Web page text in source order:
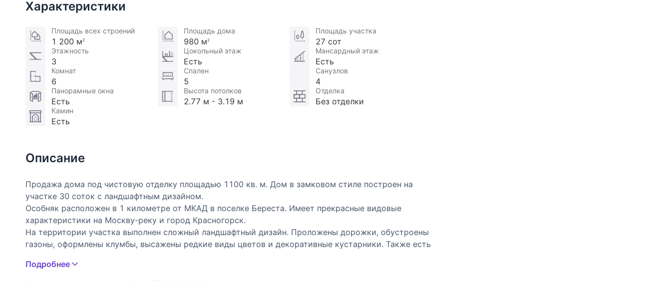
Характеристики
Площадь всех строений
1 200 м 2
Площадь дома
980 м 2
Площадь участка
27 сот
Этажность
3
Цокольный этаж
Есть
Мансардный этаж
Есть
Комнат
6
Спален
5
Санузлов
4
Панорамные окна
Есть
Высота потолков
2.77 м - 3.19 м
Отделка
Без отделки
Камин
Есть
Описание
Продажа дома под чистовую отделку площадью 1100 кв. м. Дом в замковом стиле построен на
участке 30 соток с ландшафтным дизайном.
Особняк расположен в 1 километре от МКАД в поселке Береста. Имеет прекрасные видовые
характеристики на Москву-реку и город Красногорск.
На территории участка выполнен сложный ландшафтный дизайн. Проложены дорожки, обустроены
газоны, оформлены клумбы, высажены редкие виды цветов и декоративные кустарники. Также есть
фитнес-центр с бассейном, недалеко торгово-развлекательный комплекс.
Подробнее